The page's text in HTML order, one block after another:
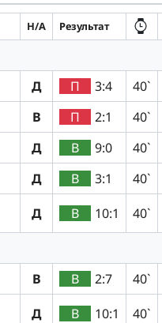
H/A Результат
Д П 3:4
40`
В П 2:1
40`
Д В 9:0
40`
Д В 3:1
40`
Д В 10:1 40`
В В 2:7 40`
Д В 10:1 40`